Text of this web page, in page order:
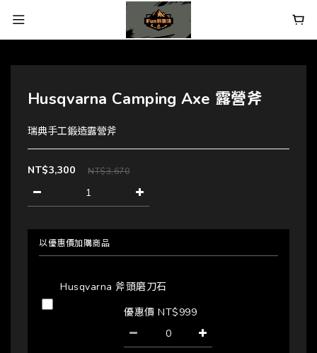
Husqvarna Camping Axe 露營斧
瑞典手工鍛造露營斧
NT$3,670
NT$3,300
以優惠價加購商品
Husqvarna 斧頭磨刀石
優惠價 NT$999